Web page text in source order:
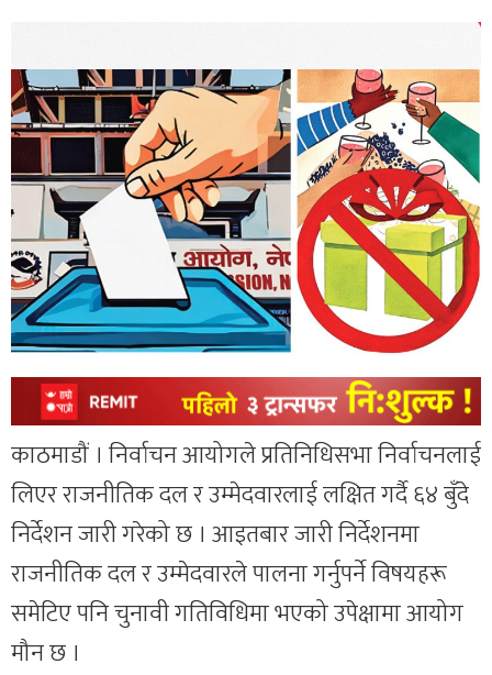
काठमाडौं । निर्वाचन आयोगले प्रतिनिधिसभा निर्वाचनलाई
लिएर राजनीतिक दल र उम्मेदवारलाई लक्षित गर्दै ६४ बुँदे
निर्देशन जारी गरेको छ । आइतबार जारी निर्देशनमा
राजनीतिक दल र उम्मेदवारले पालना गर्नुपर्ने विषयहरू
समेटिए पनि चुनावी गतिविधिमा भएको उपेक्षामा आयोग
मौन छ ।